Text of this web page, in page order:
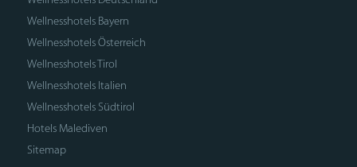
Wellnesshotels Bayern
Wellnesshotels Österreich
Wellnesshotels Tirol
Wellnesshotels Italien
Wellnesshotels Südtirol
Hotels Malediven
Sitemap